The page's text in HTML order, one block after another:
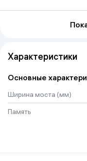
Ma'badlarga o'rnatilgan
bo'lgan ovoz chiqaradi,
tinglash yoki qo'ng'iroq
amalga oshiring va
Suhbatlarni real vaqtda
frantsuz, italyan, ispan va
Характеристики
Основные
Ширина моста (мм)
Память
Расстояние от петли